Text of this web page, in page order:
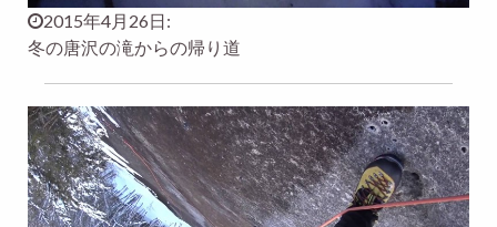
2015年4月26日:
冬の唐沢の滝からの帰り道